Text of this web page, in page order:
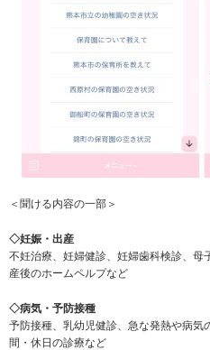
＜聞ける内容の一部＞
◇妊娠・出産
不妊治療、妊婦健診、妊婦歯科検診、母
産後のホームペルプなど
◇病気・予防接種
予防接種、乳幼児健診、急な発熱や病気
間・休日の診療など